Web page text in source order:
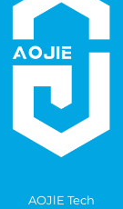
AOJlE Tech